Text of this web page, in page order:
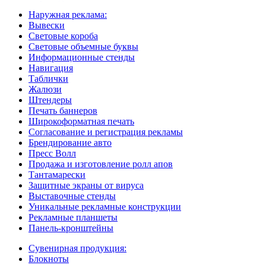
Наружная реклама:
Вывески
Световые короба
Световые объемные буквы
Информационные стенды
Навигация
Таблички
Жалюзи
Штендеры
Печать баннеров
Широкоформатная печать
Согласование и регистрация рекламы
Брендирование авто
Пресс Волл
Продажа и изготовление ролл апов
Тантамарески
Защитные экраны от вируса
Выставочные стенды
Уникальные рекламные конструкции
Рекламные планшеты
Панель-кронштейны
Сувенирная продукция:
Блокноты